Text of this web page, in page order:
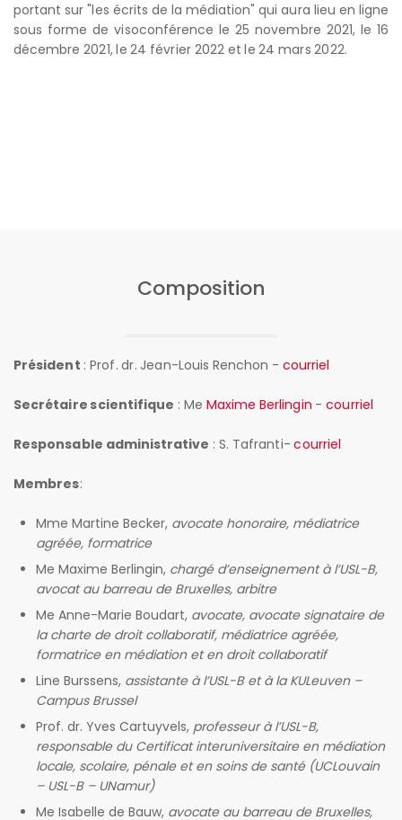
portant sur "les écrits de la médiation" qui aura lieu en ligne
sous forme de visoconférence le 25 novembre 2021, le 16
décembre 2021, le 24 février 2022 et le 24 mars 2022.
Composition
Président : Prof. dr. Jean-Louis Renchon - courriel
Secrétaire scientifique : Me Maxime Berlingin -courriel
Responsable administrative : S. Tafranti-courriel
Membres:
Mme Martine Becker, avocate honoraire, médiatrice
agréée, formatrice
Me Maxime Berlingin, chargé d’enseignement à l’USL-B,
avocat au barreau de Bruxelles, arbitre
Me Anne-Marie Boudart, avocate, avocate signataire de
la charte de droit collaboratif, médiatrice agréée,
formatrice en médiation et en droit collaboratif
Line Burssens, assistante à l’USL-B et à la KULeuven –
Campus Brussel
Prof. dr. Yves Cartuyvels, professeur à l’USL-B,
responsable du Certificat interuniversitaire en médiation
locale, scolaire, pénale et en soins de santé (UCLouvain
– USL-B – UNamur)
Me Isabelle de Bauw, avocate au barreau de Bruxelles,